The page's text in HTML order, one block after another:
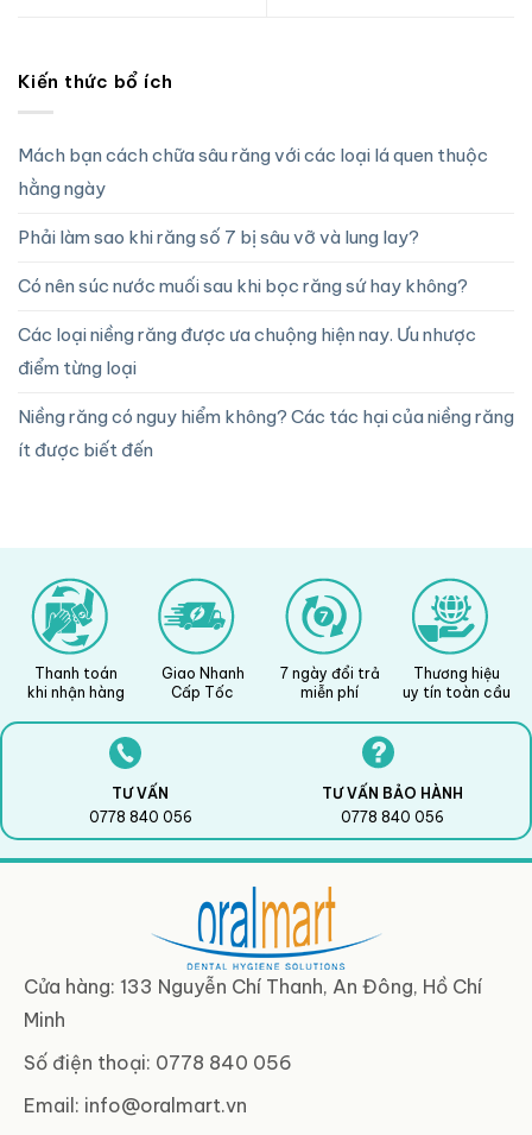
Kiến thức bổ ích
Mách bạn cách chữa sâu răng với các loại lá quen thuộc
hằng ngày
Phải làm sao khi răng số 7 bị sâu vỡ và lung lay?
Có nên súc nước muối sau khi bọc răng sứ hay không?
Các loại niềng răng được ưa chuộng hiện nay. Ưu nhược
điểm từng loại
Niềng răng có nguy hiểm không? Các tác hại của niềng răng
ít được biết đến
Thanh toán
khi nhận hàng
Giao Nhanh
Cấp Tốc
7 ngày đổi trả
miễn phí
Thương hiệu
uy tín toàn cầu
TƯ VẤN
0778 840 056
TƯ VẤN BẢO HÀNH
0778 840 056
Cửa hàng: 133 Nguyễn Chí Thanh, An Đông, Hồ Chí
Minh
Số điện thoại: 0778 840 056
Email: info@oralmart.vn